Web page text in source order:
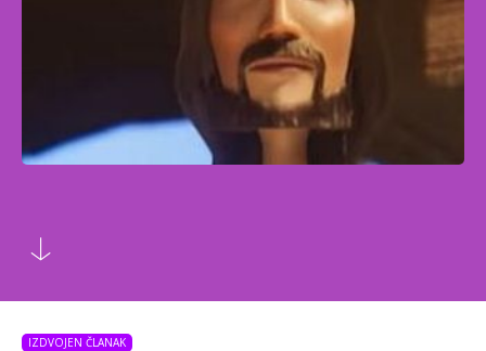
IZDVOJEN ČLANAK